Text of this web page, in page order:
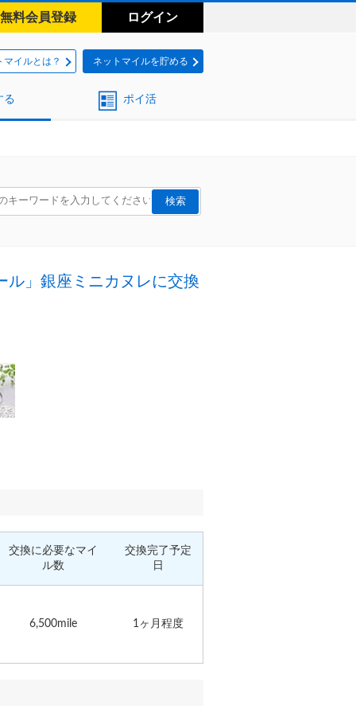
無料会員登録 ログイン
マイルとは？ ネットマイルを貯める
る ポイ活
ル」銀座ミニカヌレに交換
交換に必要なマイ
ル数
交換完了予定
日
6,500mile 1ヶ月程度